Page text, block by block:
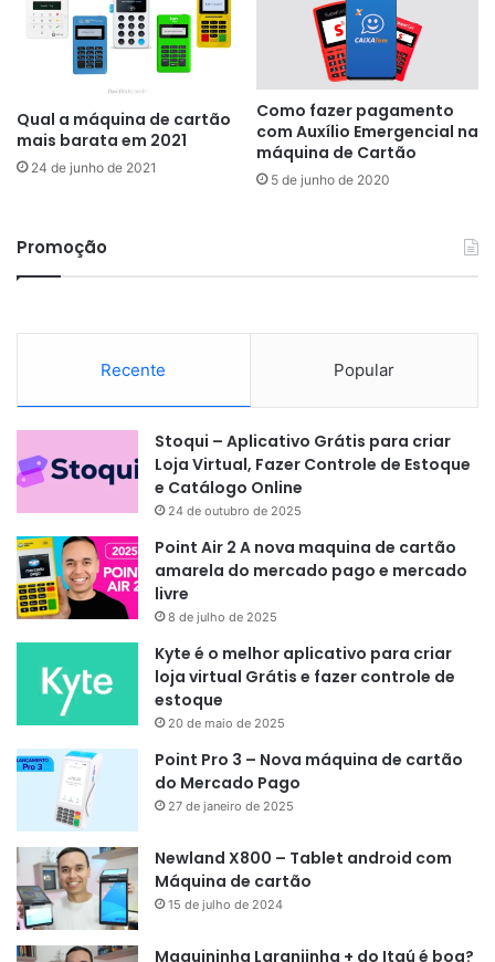
Qual a máquina de cartão
mais barata em 2021
24 de junho de 2021
Como fazer pagamento
com Auxílio Emergencial na
máquina de Cartão
5 de junho de 2020
Promoção
Recente Popular
Stoqui – Aplicativo Grátis para criar
Loja Virtual, Fazer Controle de Estoque
e Catálogo Online
24 de outubro de 2025
Point Air 2 A nova maquina de cartão
amarela do mercado pago e mercado
livre
8 de julho de 2025
Kyte é o melhor aplicativo para criar
loja virtual Grátis e fazer controle de
estoque
20 de maio de 2025
Point Pro 3 – Nova máquina de cartão
do Mercado Pago
27 de janeiro de 2025
Newland X800 – Tablet android com
Máquina de cartão
15 de julho de 2024
Maquininha Laranjinha + do Itaú é boa?